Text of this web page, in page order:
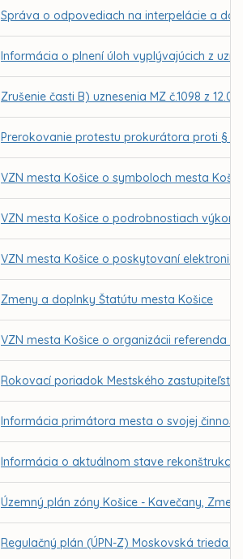
Správa o odpovediach na interpelácie a
Informácia o plnení úloh vyplývajúcich z
Zrušenie časti B) uznesenia MZ č.1098 z
Prerokovanie protestu prokurátora proti § 3
VZN mesta Košice o symboloch mesta
VZN mesta Košice o podrobnostiach
VZN mesta Košice o poskytovaní
Zmeny a doplnky Štatútu mesta Košice
VZN mesta Košice o organizácii referenda
Rokovací poriadok Mestského
Informácia primátora mesta o svojej
Informácia o aktuálnom stave
Územný plán zóny Košice - Kavečany,
Regulačný plán (ÚPN-Z) Moskovská trieda –